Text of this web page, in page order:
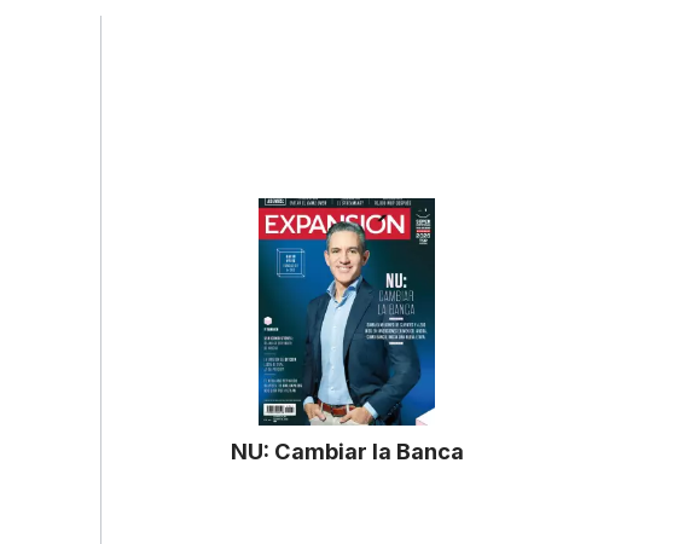
NU: Cambiar la Banca